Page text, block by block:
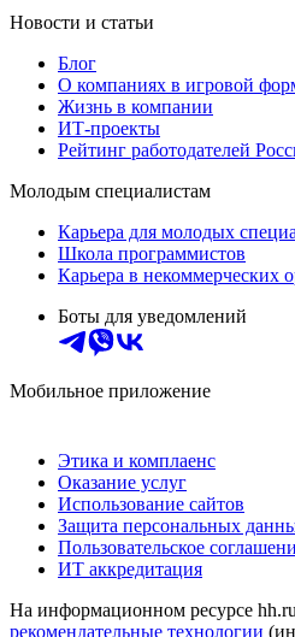
Новости и статьи
Блог
О компаниях в игровой
Жизнь в компании
ИТ-проекты
Рейтинг работодателей
Молодым специалистам
Карьера для молодых
Школа программистов
Карьера в некоммерческих
Боты для уведомлений
Мобильное приложение
Этика и комплаенс
Оказание услуг
Использование сайтов
Защита персональных
Пользовательское
ИТ аккредитация
На информационном ресурсе hh.ru
рекомендательные технологии